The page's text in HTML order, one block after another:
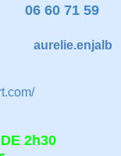
06 60 71 59
aurelie.enjalb
2h30